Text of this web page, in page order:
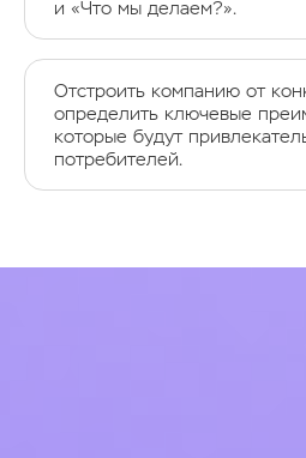
и «Что мы делаем?».
Отстроить компанию от
определить ключевые
которые будут
потребителей.